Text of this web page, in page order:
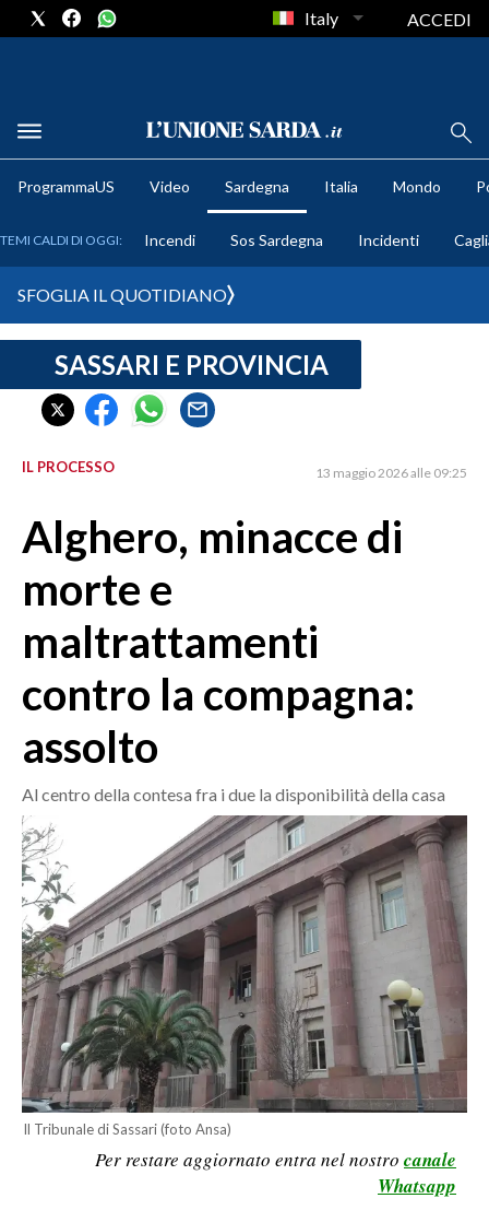
METEO
CRONACA SARDEGNA
CAGLIARI
SULCIS IGLESIENTE
ORISTANO E PROVINCIA
SASSARI E PROVINCIA
GALLURA
NUORO E PROVINCIA
OGLIASTRA
AGENDA
CRONACA
MONDO
POLITICA
ECONOMIA
SERVIZI ALLE IMPRESE
LAVORO
BANDI
SPORT IN SARDEGNA
Italy ACCEDI
ProgrammaUS Video Sardegna Italia Mondo
TEMI CALDI DI OGGI: Incendi Sos Sardegna Incidenti
SFOGLIA IL QUOTIDIANO
SASSARI E PROVINCIA
IL PROCESSO 13 maggio 2026 alle 09:25
Alghero, minacce di
morte e
maltrattamenti
contro la compagna:
assolto
Al centro della contesa fra i due la disponibilità della casa
Il Tribunale di Sassari (foto Ansa)
Per restare aggiornato entra nel nostro canale
Whatsapp